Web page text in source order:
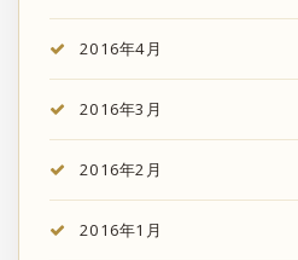
2016年4月
2016年3月
2016年2月
2016年1月